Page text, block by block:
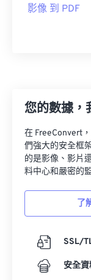
影像 到 PDF
您的數據，
在 FreeConvert
們強大的安全框
的是影像、影片
料中心和嚴密的
了
SSL/
安全